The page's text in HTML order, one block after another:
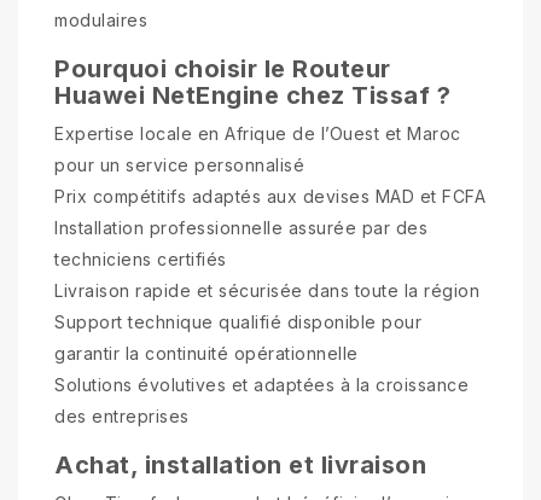
modulaires
Pourquoi choisir le Routeur
Huawei NetEngine chez Tissaf ?
Expertise locale en Afrique de l’Ouest et Maroc
pour un service personnalisé
Prix compétitifs adaptés aux devises MAD et FCFA
Installation professionnelle assurée par des
techniciens certifiés
Livraison rapide et sécurisée dans toute la région
Support technique qualifié disponible pour
garantir la continuité opérationnelle
Solutions évolutives et adaptées à la croissance
des entreprises
Achat, installation et livraison